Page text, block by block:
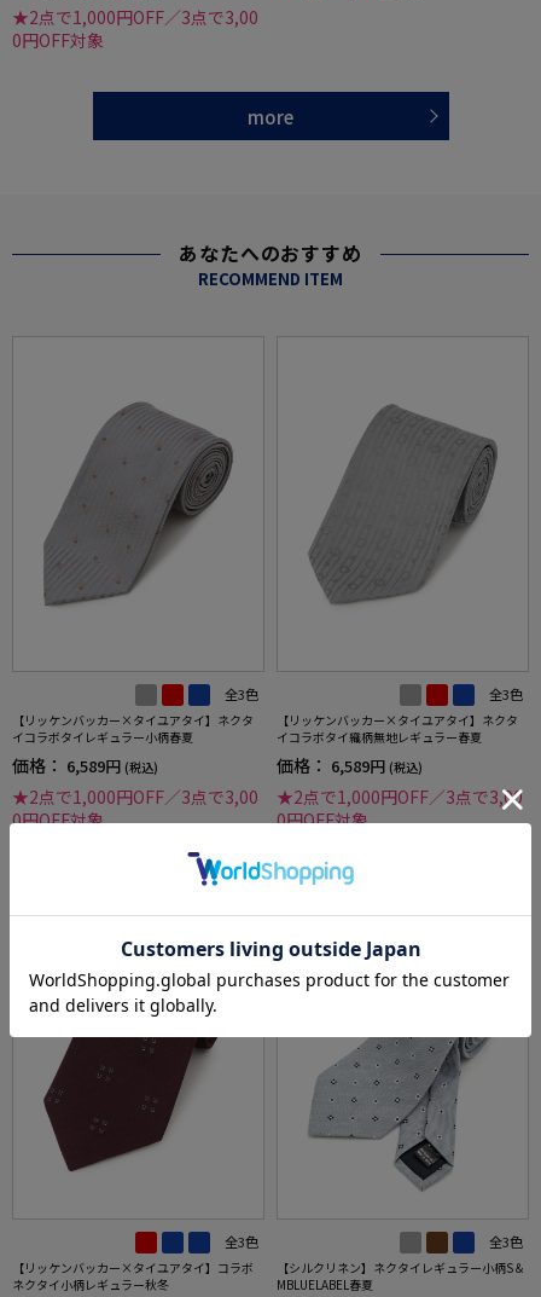
★2点で1,000円OFF／3点で3,00
0円OFF対象
more
あなたへのおすすめ
RECOMMEND ITEM
全3色
【リッケンバッカー×タイユアタイ】ネクタ
イコラボタイレギュラー小柄春夏
価格： 6,589円 (税込)
★2点で1,000円OFF／3点で3,00
0円OFF対象
全3色
【リッケンバッカー×タイユアタイ】ネクタ
イコラボタイ織柄無地レギュラー春夏
価格： 6,589円 (税込)
★2点で1,000円OFF／3点で3,00
0円OFF対象
全3色
【リッケンバッカー×タイユアタイ】コラボ
ネクタイ小柄レギュラー秋冬
全3色
【シルクリネン】ネクタイレギュラー小柄S＆
MBLUELABEL春夏